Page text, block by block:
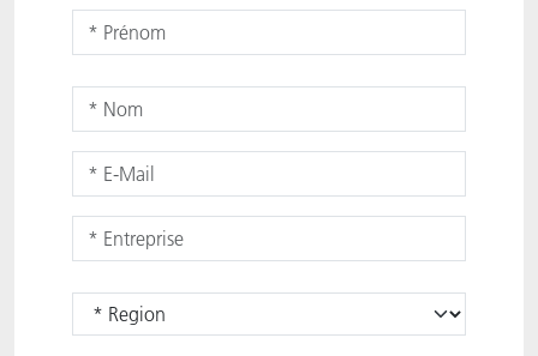
ACTNext
BlisterKote
FoodClass
FoodSafe
Let's ACT
ACTEGA Rhenacoat
ACTEGA Schmid Rhyner